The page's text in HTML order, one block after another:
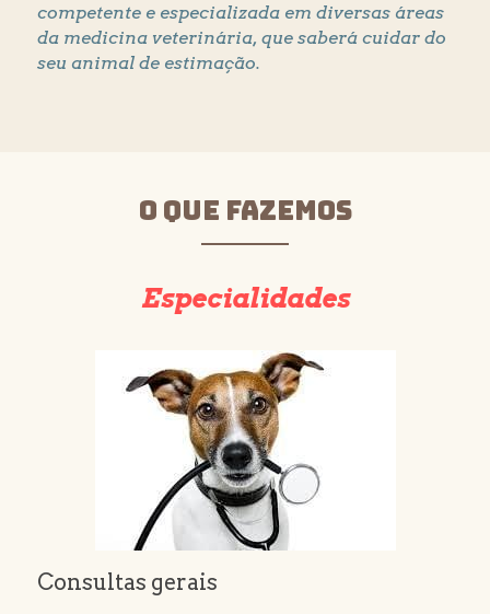
competente e especializada em diversas áreas
da medicina veterinária, que saberá cuidar do
seu animal de estimação.
O QUE FAZEMOS
Especialidades
Consultas gerais